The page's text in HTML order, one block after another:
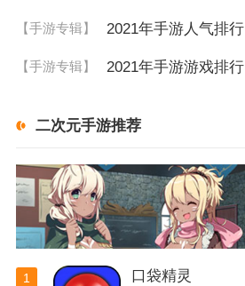
【手游专辑】 2021年手游人气排行
【手游专辑】 2021年手游游戏排行
二次元手游推荐
1 口袋精灵